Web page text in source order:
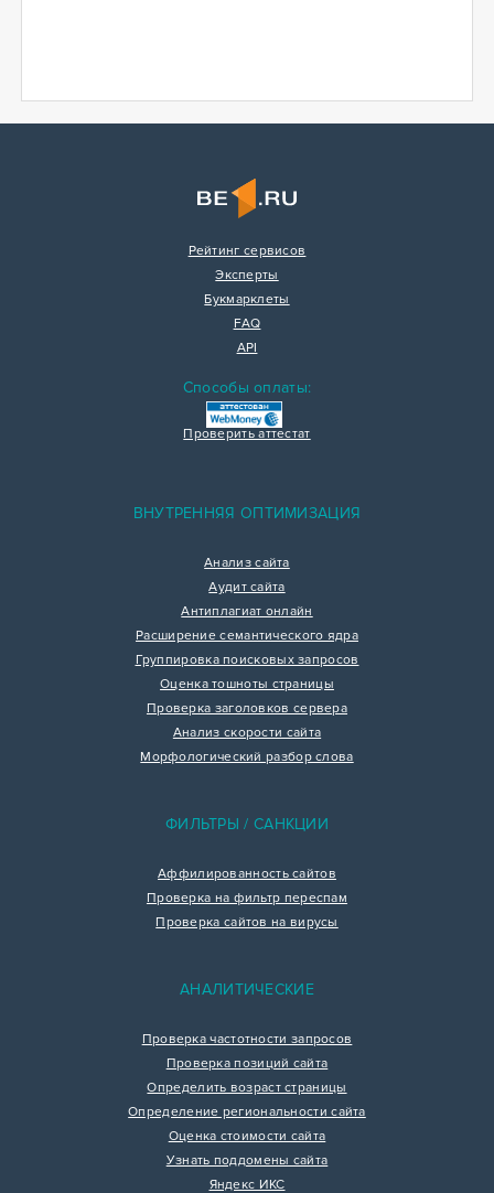
Рейтинг сервисов
Эксперты
Букмарклеты
FAQ
API
Способы оплаты:
Проверить аттестат
ВНУТРЕННЯЯ ОПТИМИЗАЦИЯ
Анализ сайта
Аудит сайта
Антиплагиат онлайн
Расширение семантического ядра
Группировка поисковых запросов
Оценка тошноты страницы
Проверка заголовков сервера
Анализ скорости сайта
Морфологический разбор слова
ФИЛЬТРЫ / САНКЦИИ
Аффилированность сайтов
Проверка на фильтр переспам
Проверка сайтов на вирусы
АНАЛИТИЧЕСКИЕ
Проверка частотности запросов
Проверка позиций сайта
Определить возраст страницы
Определение региональности сайта
Оценка стоимости сайта
Узнать поддомены сайта
Яндекс ИКС